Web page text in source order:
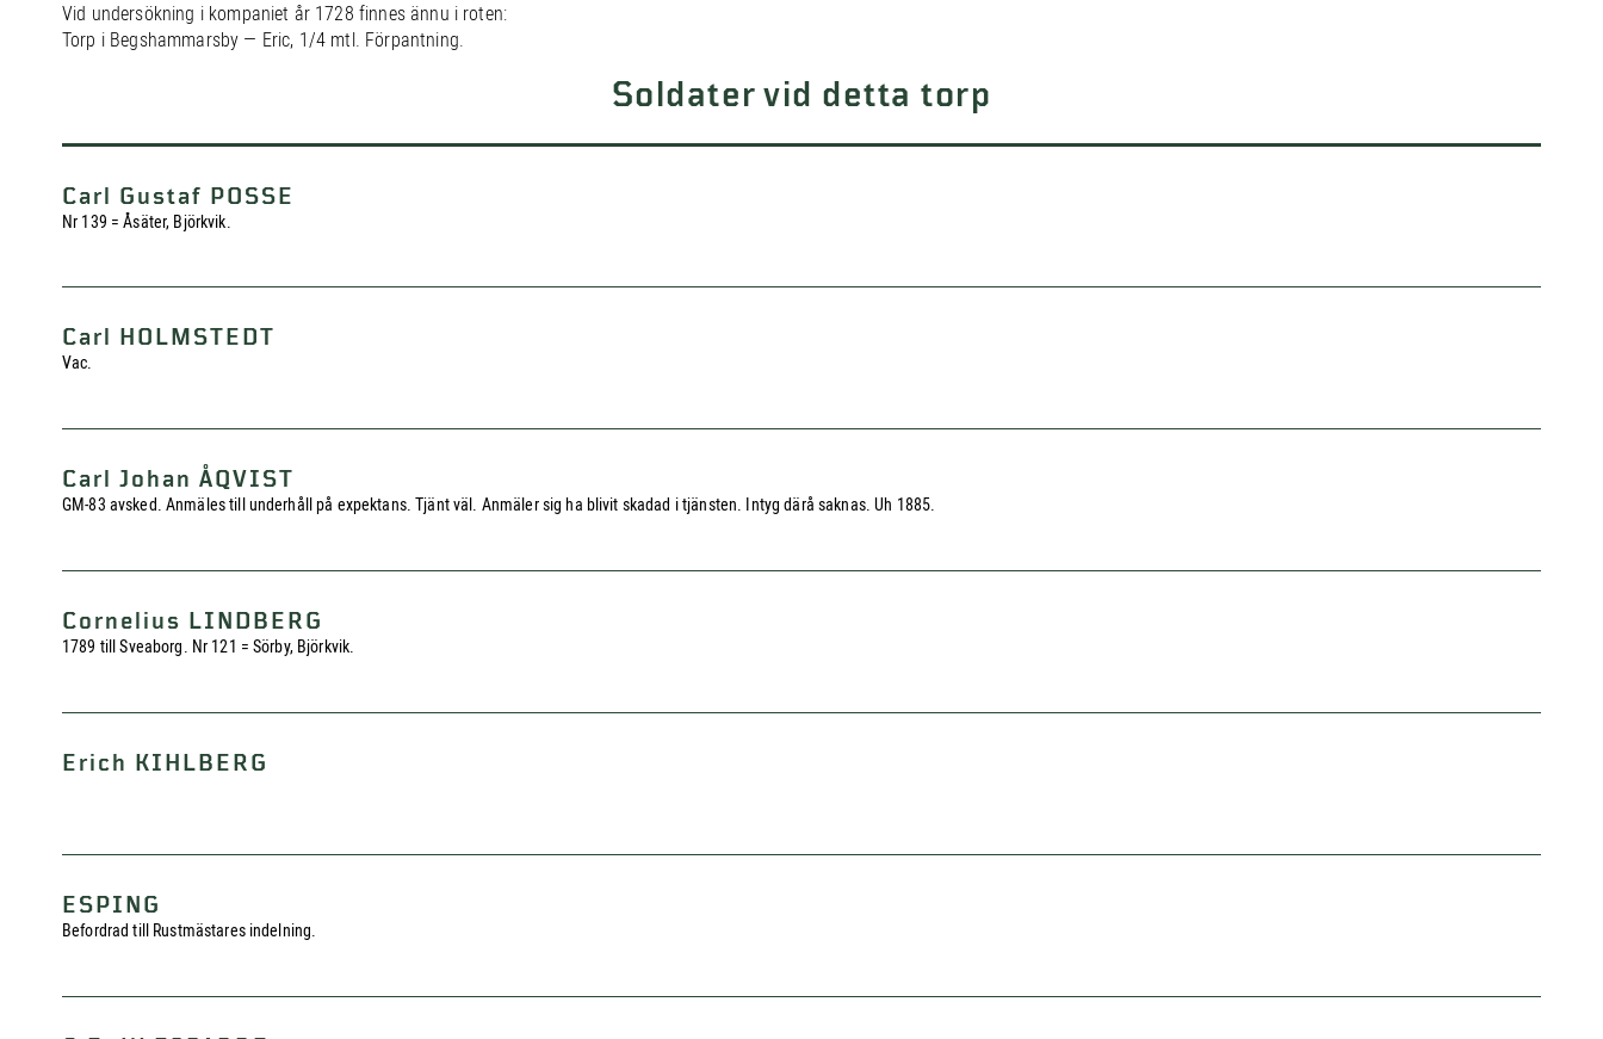
Vid undersökning i kompaniet år 1728 finnes ännu i roten:
Torp i Begshammarsby — Eric, 1/4 mtl. Förpantning.
Soldater vid detta torp
Carl Gustaf POSSE
Nr 139 = Åsäter, Björkvik.
Carl HOLMSTEDT
Vac.
Carl Johan ÅQVIST
GM-83 avsked. Anmäles till underhåll på expektans. Tjänt väl. Anmäler sig ha blivit skadad i tjänsten. Intyg därå saknas. Uh 1885.
Cornelius LINDBERG
1789 till Sveaborg. Nr 121 = Sörby, Björkvik.
Erich KIHLBERG
ESPING
Befordrad till Rustmästares indelning.